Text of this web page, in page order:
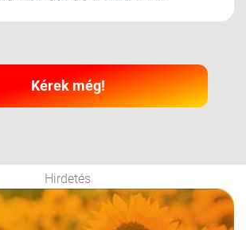
Kérek még!
Hirdetés